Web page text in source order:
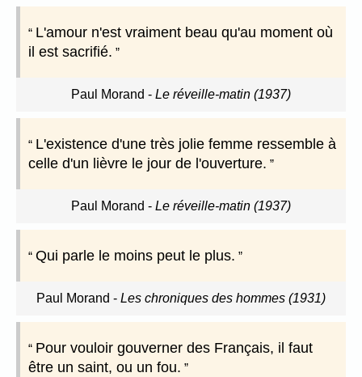
L'amour n'est vraiment beau qu'au moment où
il est sacrifié.
Paul Morand - Le réveille-matin (1937)
L'existence d'une très jolie femme ressemble à
celle d'un lièvre le jour de l'ouverture.
Paul Morand - Le réveille-matin (1937)
Qui parle le moins peut le plus.
Paul Morand - Les chroniques des hommes (1931)
Pour vouloir gouverner des Français, il faut
être un saint, ou un fou.